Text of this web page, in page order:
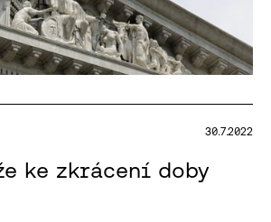
30.7.2022
ke zkrácení doby